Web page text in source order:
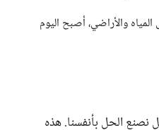
والأراضي، أصبح اليوم
نصنع الحل بأنفسنا. هذه